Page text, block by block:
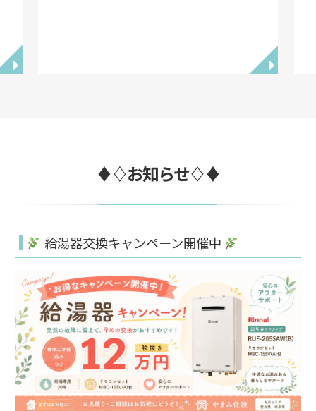
◥ ◥
♦♢お知らせ♢♦
給湯器交換キャンペーン開催中